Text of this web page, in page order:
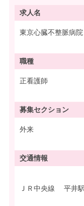
求人名
東京心臓不整脈病
職種
正看護師
募集セクション
外来
交通情報
ＪＲ中央線 平井